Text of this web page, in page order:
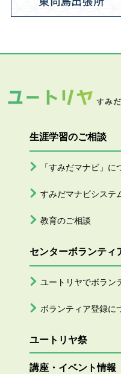
生涯学習のご相談
「すみだマナビ」に
すみだマナビシステ
教育のご相談
センターボランティ
ユートリヤでボラン
ボランティア登録に
ユートリヤ祭
講座・イベント情報